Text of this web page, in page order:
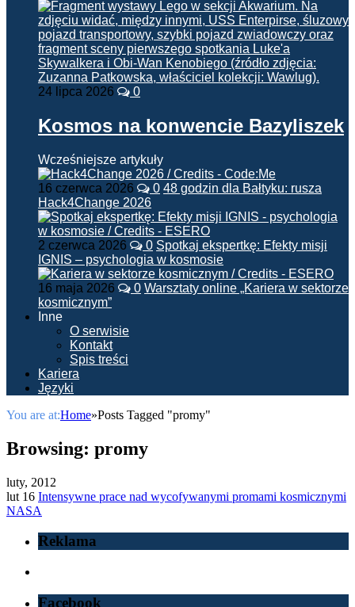
24 lipca 2026 0
Kosmos na konwencie Bazyliszek
Wcześniejsze artykuły
16 czerwca 2026 0 48 godzin dla Bałtyku: rusza
Hack4Change 2026
2 czerwca 2026 0 Spotkaj ekspertkę: Efekty misji
IGNIS – psychologia w kosmosie
16 maja 2026 0 Warsztaty online „Kariera w sektorze
kosmicznym”
Inne
O serwisie
Kontakt
Spis treści
Kariera
Języki
You are at:Home»Posts Tagged "promy"
Browsing: promy
luty, 2012
lut 16 Intensywne prace nad wycofywanymi promami kosmicznymi
NASA
Reklama
Facebook